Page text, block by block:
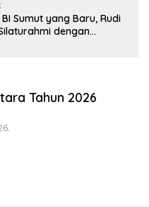
Sumut yang Baru, Rudi
dengan
Tahun 2026